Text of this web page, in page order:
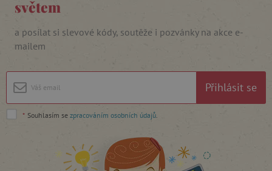
světem
a posílat si slevové kódy, soutěže i pozvánky na akce e-
mailem
Přihlásit se
* Souhlasím se zpracováním osobních údajů
cjConsent